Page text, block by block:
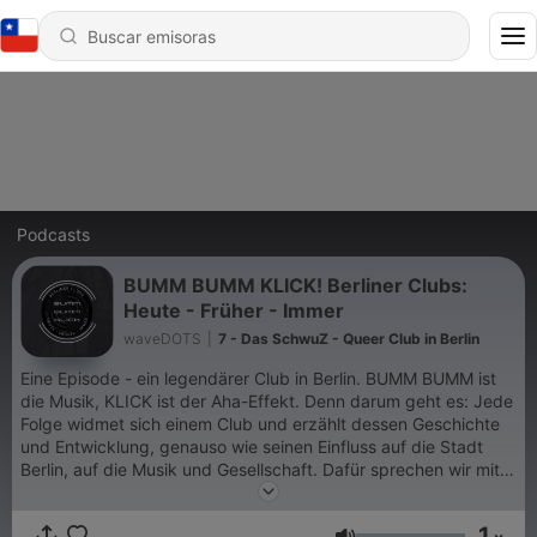
Podcasts
BUMM BUMM KLICK! Berliner Clubs:
Heute - Früher - Immer
waveDOTS 7 - Das SchwuZ - Queer Club in Berlin
Eine Episode - ein legendärer Club in Berlin. BUMM BUMM ist
die Musik, KLICK ist der Aha-Effekt. Denn darum geht es: Jede
Folge widmet sich einem Club und erzählt dessen Geschichte
und Entwicklung, genauso wie seinen Einfluss auf die Stadt
Berlin, auf die Musik und Gesellschaft. Dafür sprechen wir mit
verschiedenen Protagonist:innen der Clubszene Berlins, aber